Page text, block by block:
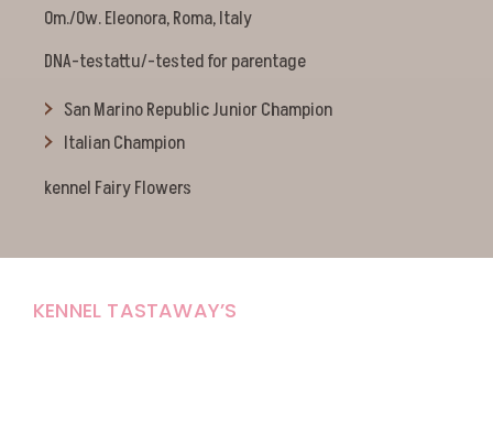
Om./Ow. Eleonora, Roma, Italy
DNA-testattu/-tested for parentage
San Marino Republic Junior Champion
Italian Champion
kennel Fairy Flowers
KENNEL TASTAWAY’S